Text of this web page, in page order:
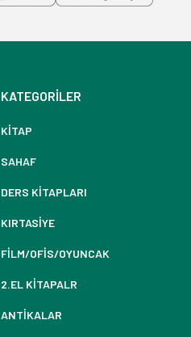
KATEGORİLER
KİTAP
SAHAF
DERS KİTAPLARI
KIRTASİYE
FİLM/OFİS/OYUNCAK
2.EL KİTAPALR
ANTİKALAR